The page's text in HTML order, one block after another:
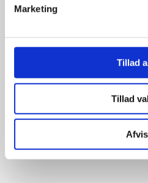
Marketing
Tillad
Tillad
Afvis
Udvalget er langt
idé til et konkret
helt særligt
forespørgsel til
så finder vi det
til en